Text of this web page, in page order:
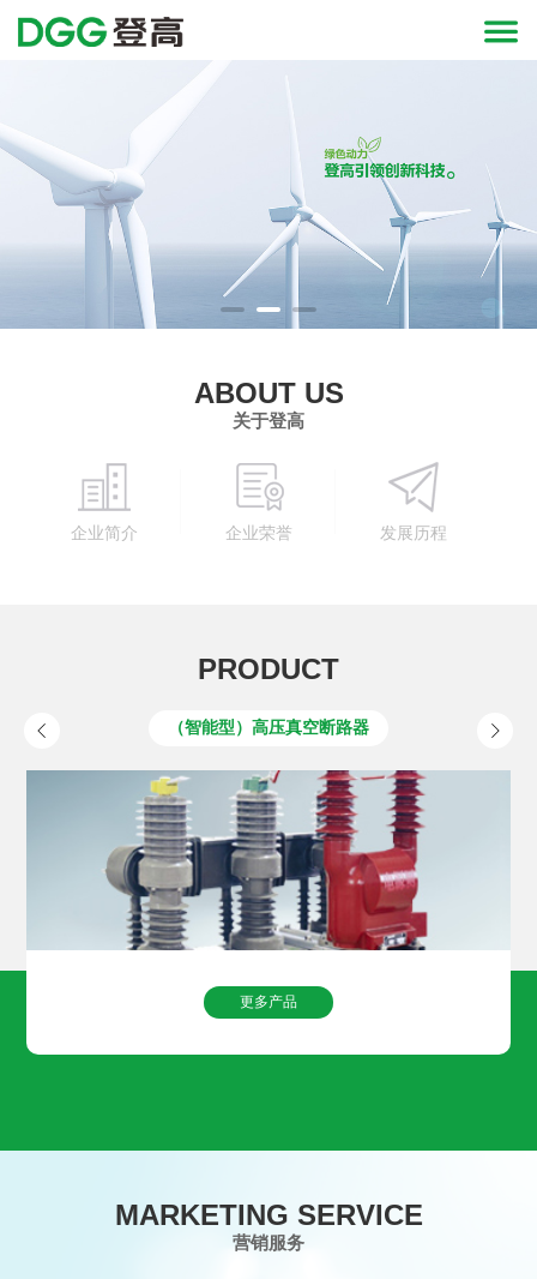
ABOUT US
关于登高
企业简介 企业荣誉 发展历程
PRODUCT
建筑电器
更多产品
（智能型）高压真空断路器
更多产品
用户分界真空负荷开关
更多产品
隔离开关
更多产品
熔断器
更多产品
智能高低压预付费售电终端
更多产品
智能配电终端
更多产品
（预付费型）高压电力计量箱
更多产品
互感器
更多产品
避雷器
更多产品
复合绝缘子
更多产品
高低压成套开关设备
更多产品
建筑电器
更多产品
（智能型）高压真空断路器
更多产品
MARKETING SERVICE
营销服务